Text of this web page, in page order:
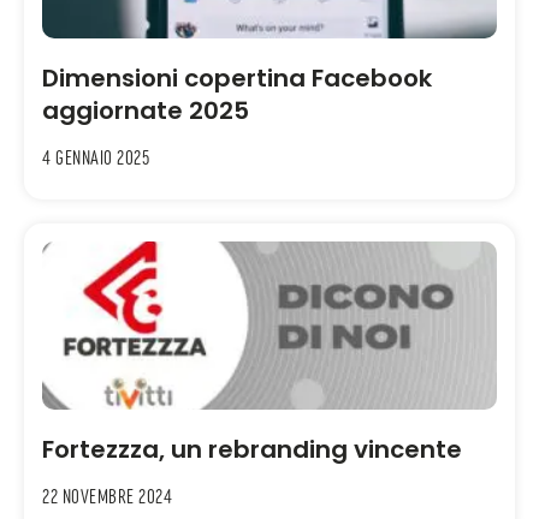
Dimensioni copertina Facebook
aggiornate 2025
4 Gennaio 2025
Fortezzza, un rebranding vincente
22 Novembre 2024